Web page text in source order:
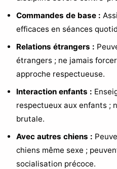
Commandes de base :
efficaces en séances
Relations étrangers :
étrangers ; ne jamais
approche respectueuse.
Interaction enfants :
respectueux aux enfants ;
brutale.
Avec autres chiens :
chiens même sexe ;
socialisation précoce.